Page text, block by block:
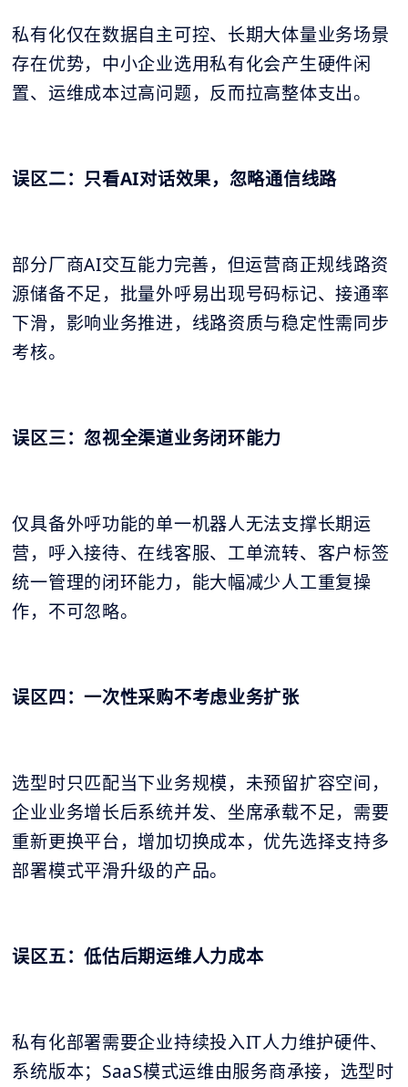
私有化仅在数据自主可控、长期大体量业务场景
存在优势，中小企业选用私有化会产生硬件闲
置、运维成本过高问题，反而拉高整体支出。
误区二：只看AI对话效果，忽略通信线路
部分厂商AI交互能力完善，但运营商正规线路资
源储备不足，批量外呼易出现号码标记、接通率
下滑，影响业务推进，线路资质与稳定性需同步
考核。
误区三：忽视全渠道业务闭环能力
仅具备外呼功能的单一机器人无法支撑长期运
营，呼入接待、在线客服、工单流转、客户标签
统一管理的闭环能力，能大幅减少人工重复操
作，不可忽略。
误区四：一次性采购不考虑业务扩张
选型时只匹配当下业务规模，未预留扩容空间，
企业业务增长后系统并发、坐席承载不足，需要
重新更换平台，增加切换成本，优先选择支持多
部署模式平滑升级的产品。
误区五：低估后期运维人力成本
私有化部署需要企业持续投入IT人力维护硬件、
系统版本；SaaS模式运维由服务商承接，选型时